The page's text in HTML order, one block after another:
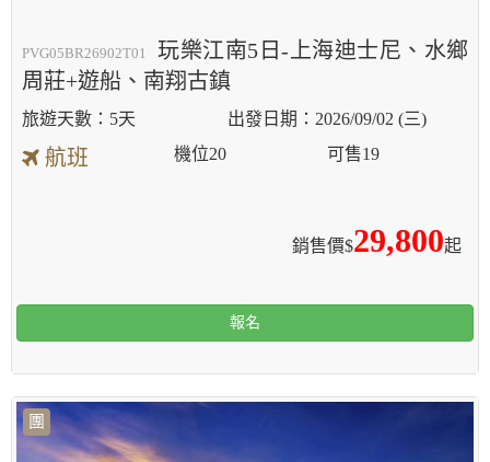
PVG05BR26902T01
玩樂江南5日-上海迪士尼、水鄉
周莊+遊船、南翔古鎮
5天 2026/09/02 (三)
航班
銷售價$29,800起
機位20 可售19
報名
團